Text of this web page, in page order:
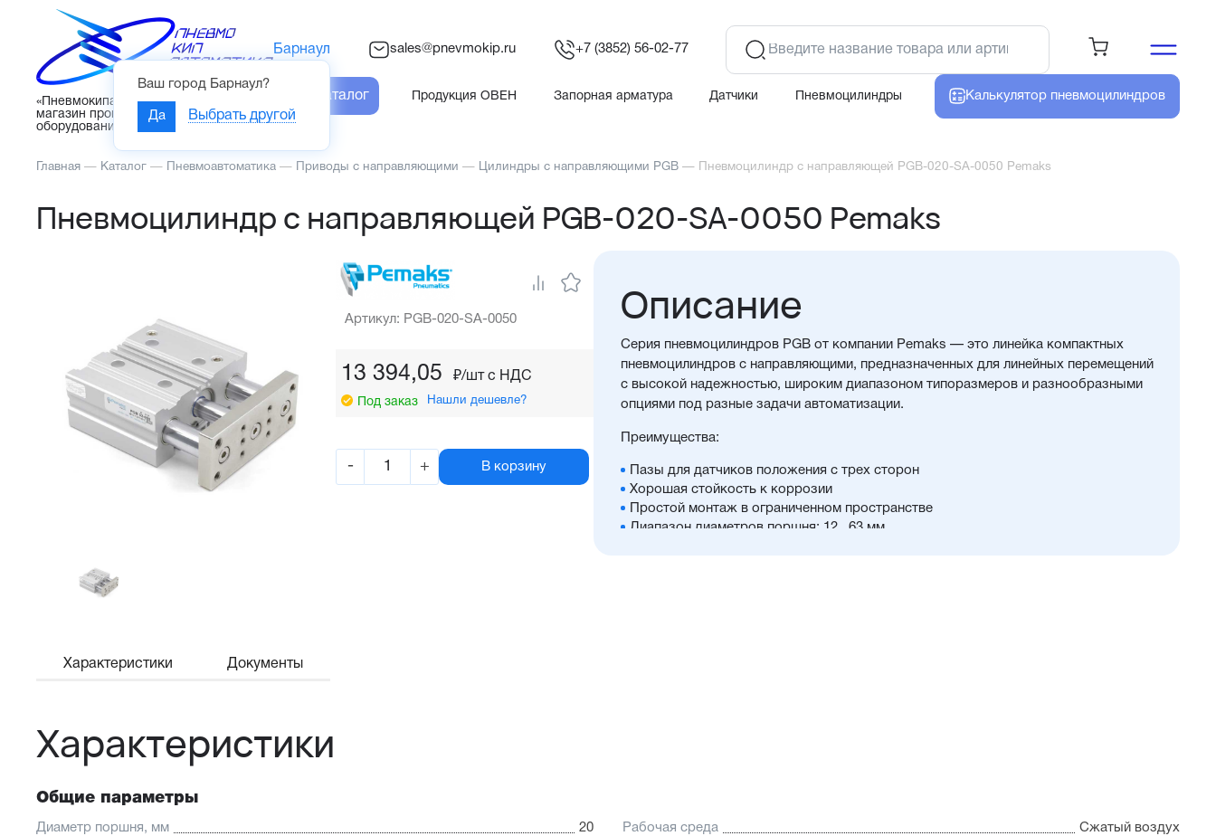
«Пневмокипавтоматика» – интернет-
магазин промышленного
оборудования
Барнаул
Ваш город Барнаул?
Да Выбрать другой
sales@pnevmokip.ru +7 (3852) 56-02-77
Каталог Продукция ОВЕН Запорная арматура Датчики Пневмоцилиндры Калькулятор пневмоцилиндров
Главная — Каталог — Пневмоавтоматика — Приводы с направляющими — Цилиндры с направляющими PGB — Пневмоцилиндр с направляющей PGB-020-SA-0050 Pemaks
Пневмоцилиндр с направляющей PGB-020-SA-0050 Pemaks
Артикул: PGB-020-SA-0050
13 394,05 ₽/шт c НДС
Под заказ Нашли дешевле?
- + В корзину
Описание
Серия пневмоцилиндров PGB от компании Pemaks — это линейка компактных
пневмоцилиндров с направляющими, предназначенных для линейных перемещений
с высокой надежностью, широким диапазоном типоразмеров и разнообразными
опциями под разные задачи автоматизации.
Преимущества:
Пазы для датчиков положения с трех сторон
Хорошая стойкость к коррозии
Простой монтаж в ограниченном пространстве
Диапазон диаметров поршня: 12...63 мм
Характеристики Документы
Характеристики
Общие параметры
Диаметр поршня, мм 20 Рабочая среда Сжатый воздух